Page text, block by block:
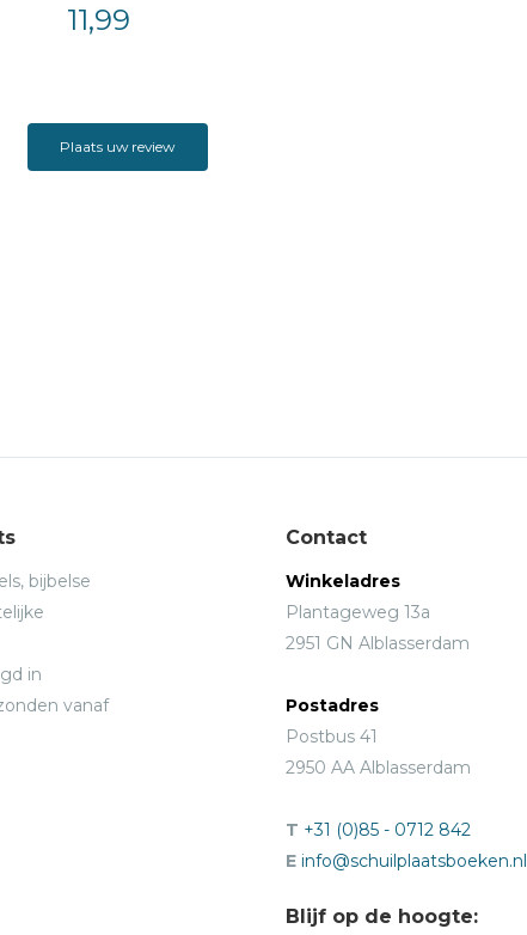
11,99
Plaats uw review
bijbelse
in
vanaf
Contact
Winkeladres
Plantageweg 13a
2951 GN Alblasserdam
Postadres
Postbus 41
2950 AA Alblasserdam
T +31 (0)85 - 0712 842
E info@schuilplaatsboeken.nl
Blijf op de hoogte: